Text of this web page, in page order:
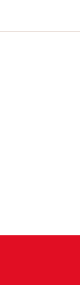
das
Dogern